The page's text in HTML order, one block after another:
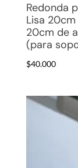
Redonda
Lisa
20cm de
(para
$40.000